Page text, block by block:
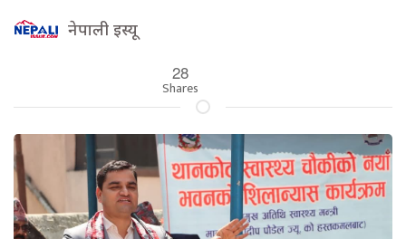
नेपाली इस्यू
28
Shares